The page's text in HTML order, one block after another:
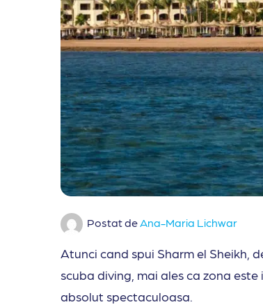
Postat deAna-Maria Lichwar
Atunci cand spui Sharm el Sheikh,
scuba diving, mai ales ca zona
absolut spectaculoasa.